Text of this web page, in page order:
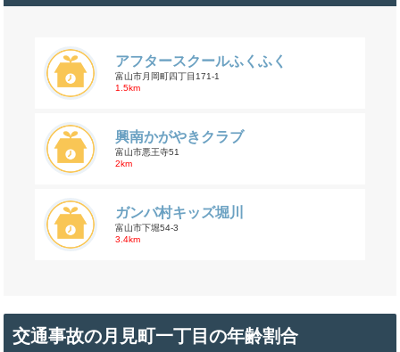
アフタースクールふくふく
富山市月岡町四丁目171-1
1.5km
興南かがやきクラブ
富山市悪王寺51
2km
ガンバ村キッズ堀川
富山市下堀54-3
3.4km
交通事故の月見町一丁目の年齢割合